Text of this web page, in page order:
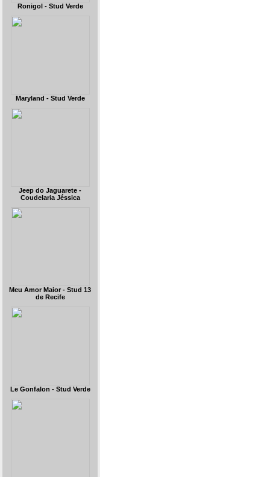
Ronigol - Stud Verde
Maryland - Stud Verde
Jeep do Jaguarete -
Coudelaria Jéssica
Meu Amor Maior - Stud 13
de Recife
Le Gonfalon - Stud Verde